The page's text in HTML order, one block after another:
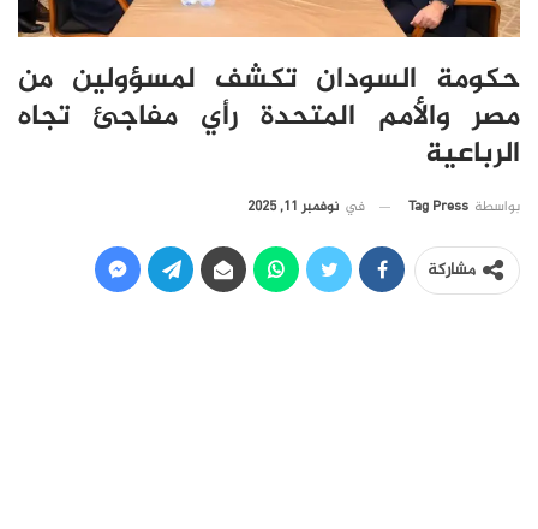
حكومة السودان تكشف لمسؤولين من
مصر والأمم المتحدة رأي مفاجئ تجاه
الرباعية
بواسطة Tag Press في نوفمبر 11, 2025
مشاركة